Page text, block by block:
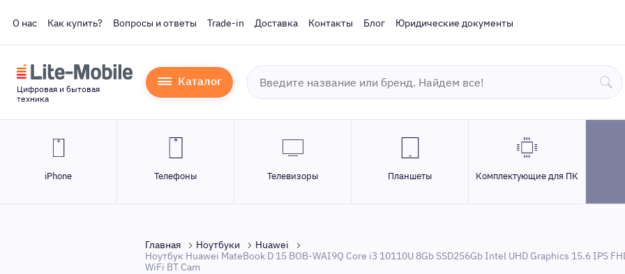
О нас Как купить? Вопросы и ответы Trade-in Доставка Контакты Блог Юридические документы
Цифровая и бытовая
техника
Каталог
iPhone Телефоны Телевизоры Планшеты Комплектующие для ПК
Главная Ноутбуки
Huawei
Ноутбук Huawei MateBook D 15 BOB-WAI9Q Core i3 10110U 8Gb SSD256Gb Intel UHD Graphics 15.6 IPS
WiFi BT Cam